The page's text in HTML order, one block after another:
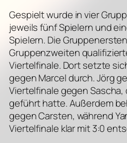
Gespielt wurde in vier
jeweils fünf Spielern und
Spielern. Die
Gruppenzweiten
Viertelfinale. Dort setzte
gegen Marcel durch. Jörg
Viertelfinale gegen
geführt hatte. Außerdem
gegen Carsten, während
Viertelfinale klar mit 3:0